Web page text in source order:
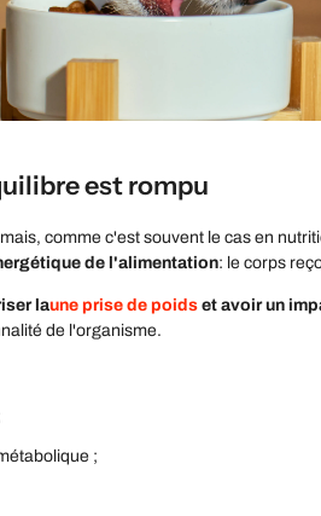
est rompu
comme c'est souvent le cas en
de l'alimentation: le corps
laune prise de poids et avoir un
de l'organisme.
;